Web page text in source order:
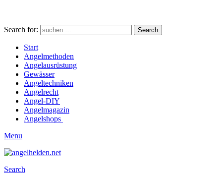
Search for: Search
Start
Angelmethoden
Angelausrüstung
Gewässer
Angeltechniken
Angelrecht
Angel-DIY
Angelmagazin
Angelshops
Menu
Search